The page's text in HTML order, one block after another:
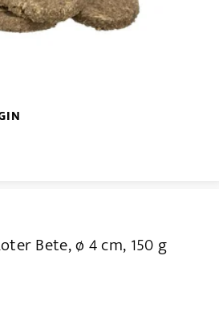
Bete, ø 4 cm, 150 g